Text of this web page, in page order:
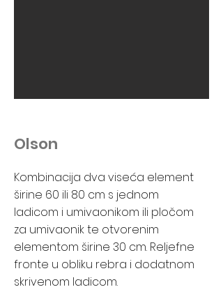
Olson
Kombinacija dva viseća element
širine 60 ili 80 cm s jednom
ladicom i umivaonikom ili pločom
za umivaonik te otvorenim
elementom širine 30 cm. Reljefne
fronte u obliku rebra i dodatnom
skrivenom ladicom.